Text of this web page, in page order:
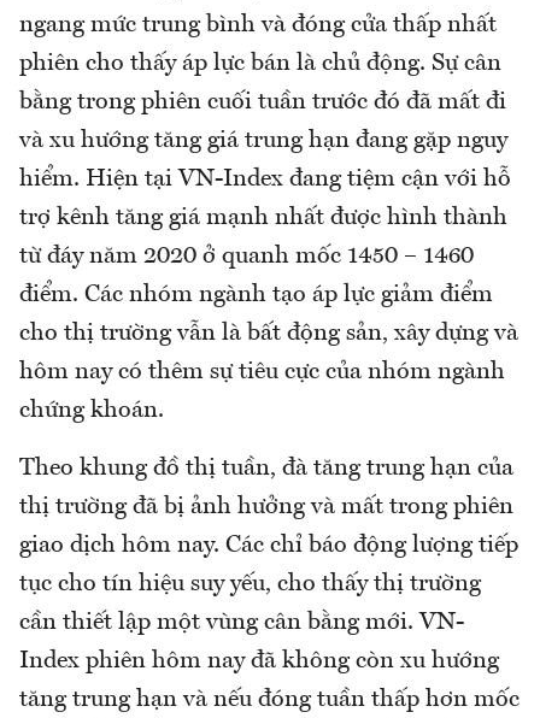
ngang mức trung bình và đóng cửa thấp nhất
phiên cho thấy áp lực bán là chủ động. Sự cân
bằng trong phiên cuối tuần trước đó đã mất đi
và xu hướng tăng giá trung hạn đang gặp nguy
hiểm. Hiện tại VN-Index đang tiệm cận với hỗ
trợ kênh tăng giá mạnh nhất được hình thành
từ đáy năm 2020 ở quanh mốc 1450 – 1460
điểm. Các nhóm ngành tạo áp lực giảm điểm
cho thị trường vẫn là bất động sản, xây dựng và
hôm nay có thêm sự tiêu cực của nhóm ngành
chứng khoán.
Theo khung đồ thị tuần, đà tăng trung hạn của
thị trường đã bị ảnh hưởng và mất trong phiên
giao dịch hôm nay. Các chỉ báo động lượng tiếp
tục cho tín hiệu suy yếu, cho thấy thị trường
cần thiết lập một vùng cân bằng mới. VN-
Index phiên hôm nay đã không còn xu hướng
tăng trung hạn và nếu đóng tuần thấp hơn mốc